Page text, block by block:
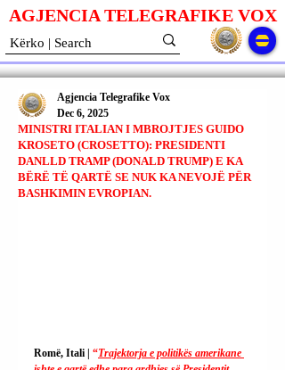
AGJENCIA TELEGRAFIKE VOX
MINISTRI ITALIAN I MBROJTJES GUIDO
KROSETO (CROSETTO): PRESIDENTI
DANLLD TRAMP (DONALD TRUMP) E KA
BËRË TË QARTË SE NUK KA NEVOJË PËR
BASHKIMIN EVROPIAN.
Agjencia Telegrafike Vox
Dec 6, 2025
Romë, Itali | “Trajektorja e politikës amerikane